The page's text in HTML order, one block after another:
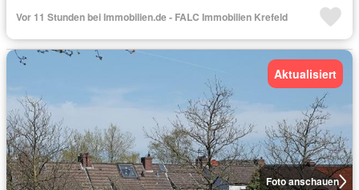
Vor 11 Stunden bei Immobilien.de - FALC Immobilien Krefeld
Foto anschauen
Aktualisiert